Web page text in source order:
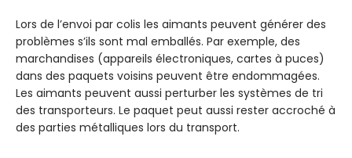
Lors de l’envoi par colis les aimants peuvent générer des
problèmes s’ils sont mal emballés. Par exemple, des
marchandises (appareils électroniques, cartes à puces)
dans des paquets voisins peuvent être endommagées.
Les aimants peuvent aussi perturber les systèmes de tri
des transporteurs. Le paquet peut aussi rester accroché à
des parties métalliques lors du transport.